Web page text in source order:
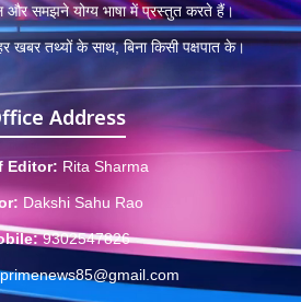
और समझने योग्य भाषा में प्रस्तुत करते हैं।
खबर तथ्यों के साथ, बिना किसी पक्षपात के।
Address
Editor: Rita Sharma
Dakshi Sahu Rao
9302547826